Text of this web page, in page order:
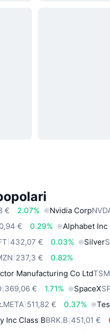
€ 2.07% Nvidia Corp
€ 0.29% Alphabet Inc
432,07 € 0.03% Silver
237,3 €
0.82%
Manufacturing Co LtdTSM
369,06 € 1.71% SpaceX
META 511,82 € 0.37%
Inc Class BBRK.B 451,01 €